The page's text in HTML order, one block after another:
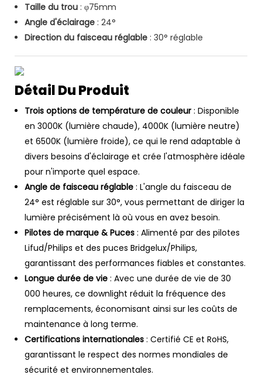
Taille du trou : φ75mm
Angle d'éclairage : 24°
Direction du faisceau réglable : 30° réglable
Détail Du Produit
Trois options de température de couleur: Disponible
en 3000K (lumière chaude), 4000K (lumière neutre)
et 6500K (lumière froide), ce qui le rend adaptable à
divers besoins d'éclairage et crée l'atmosphère idéale
pour n'importe quel espace.
Angle de faisceau réglable : L'angle du faisceau de
24° est réglable sur 30°, vous permettant de diriger la
lumière précisément là où vous en avez besoin.
Pilotes de marque & Puces : Alimenté par des pilotes
Lifud/Philips et des puces Bridgelux/Philips,
garantissant des performances fiables et constantes.
Longue durée de vie : Avec une durée de vie de 30
000 heures, ce downlight réduit la fréquence des
remplacements, économisant ainsi sur les coûts de
maintenance à long terme.
Certifications internationales : Certifié CE et RoHS,
garantissant le respect des normes mondiales de
sécurité et environnementales.